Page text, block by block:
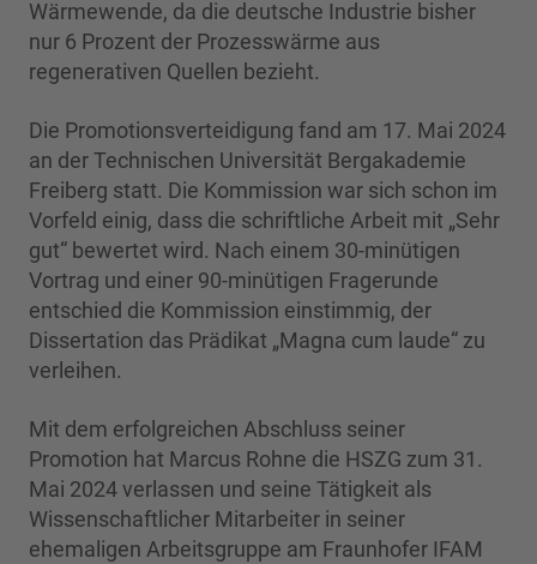
Wärmewende, da die deutsche Industrie bisher
nur 6 Prozent der Prozesswärme aus
regenerativen Quellen bezieht.
Die Promotionsverteidigung fand am 17. Mai 2024
an der Technischen Universität Bergakademie
Freiberg statt. Die Kommission war sich schon im
Vorfeld einig, dass die schriftliche Arbeit mit „Sehr
gut“ bewertet wird. Nach einem 30-minütigen
Vortrag und einer 90-minütigen Fragerunde
entschied die Kommission einstimmig, der
Dissertation das Prädikat „Magna cum laude“ zu
verleihen.
Mit dem erfolgreichen Abschluss seiner
Promotion hat Marcus Rohne die HSZG zum 31.
Mai 2024 verlassen und seine Tätigkeit als
Wissenschaftlicher Mitarbeiter in seiner
ehemaligen Arbeitsgruppe am Fraunhofer IFAM